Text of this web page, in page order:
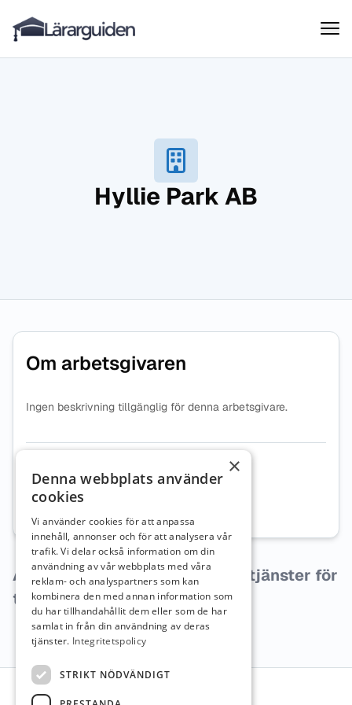
Hoppa till innehåll
Lärarguiden
Hyllie Park AB
Om arbetsgivaren
Ingen beskrivning tillgänglig för denna arbetsgivare.
5564918356
Webbplats
Arbetsgivaren har inga lediga tjänster för
tillfället.
Sidfot
×
Denna webbplats använder
cookies
Vi använder cookies för att anpassa
innehåll, annonser och för att analysera vår
trafik. Vi delar också information om din
användning av vår webbplats med våra
reklam- och analyspartners som kan
kombinera den med annan information som
du har tillhandahållit dem eller som de har
samlat in från din användning av deras
tjänster. Integritetspolicy
STRIKT NÖDVÄNDIGT